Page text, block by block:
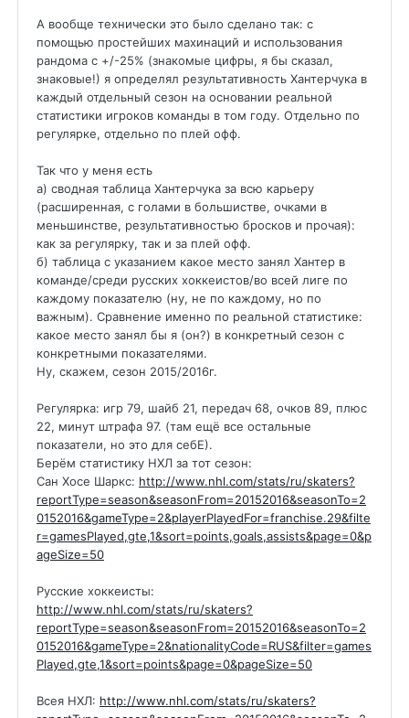
А вообще технически это было сделано так: с
помощью простейших махинаций и использования
рандома с +/-25% (знакомые цифры, я бы сказал,
знаковые!) я определял результативность Хантерчука в
каждый отдельный сезон на основании реальной
статистики игроков команды в том году. Отдельно по
регулярке, отдельно по плей офф.
Так что у меня есть
а) сводная таблица Хантерчука за всю карьеру
(расширенная, с голами в большистве, очками в
меньшинстве, результативностью бросков и прочая):
как за регулярку, так и за плей офф.
б) таблица с указанием какое место занял Хантер в
команде/среди русских хоккеистов/во всей лиге по
каждому показателю (ну, не по каждому, но по
важным). Сравнение именно по реальной статистике:
какое место занял бы я (он?) в конкретный сезон с
конкретными показателями.
Ну, скажем, сезон 2015/2016г.
Регулярка: игр 79, шайб 21, передач 68, очков 89, плюс
22, минут штрафа 97. (там ещё все остальные
показатели, но это для себЕ).
Берём статистику НХЛ за тот сезон:
Сан Хосе Шаркс: http://www.nhl.com/stats/ru/skaters?
reportType=season&seasonFrom=20152016&seasonTo=2
0152016&gameType=2&playerPlayedFor=franchise.29&filte
r=gamesPlayed,gte,1&sort=points,goals,assists&page=0&p
ageSize=50
Русские хоккеисты:
http://www.nhl.com/stats/ru/skaters?
reportType=season&seasonFrom=20152016&seasonTo=2
0152016&gameType=2&nationalityCode=RUS&filter=games
Played,gte,1&sort=points&page=0&pageSize=50
Всея НХЛ: http://www.nhl.com/stats/ru/skaters?